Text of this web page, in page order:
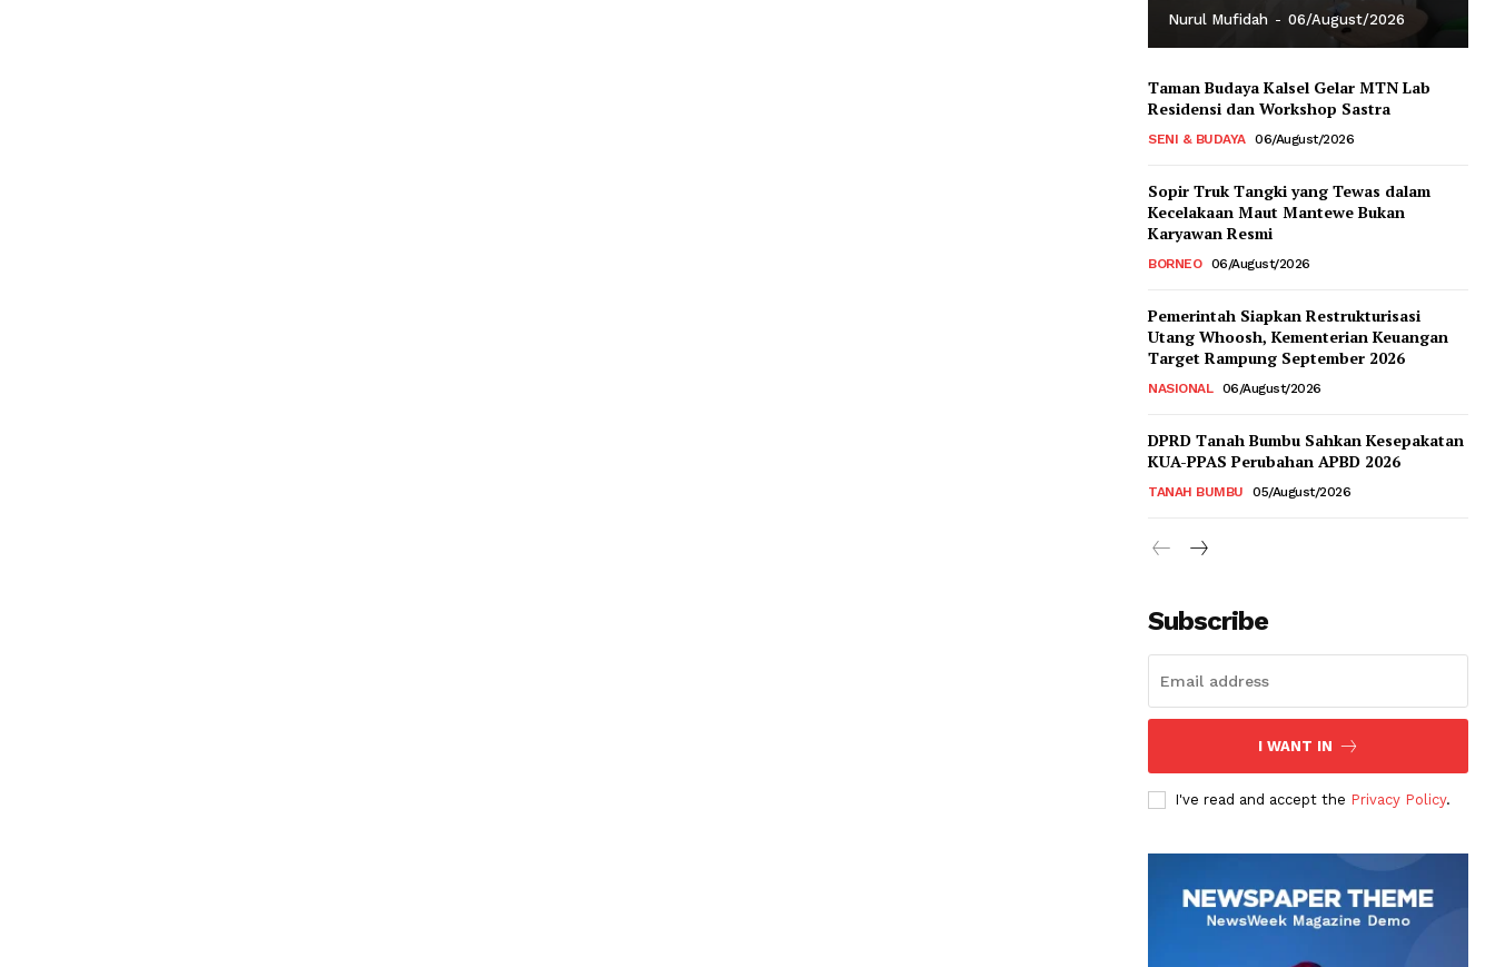
Nurul Mufidah - 06/August/2026
Taman Budaya Kalsel Gelar MTN Lab
Residensi dan Workshop Sastra
SENI & BUDAYA 06/August/2026
Sopir Truk Tangki yang Tewas dalam
Kecelakaan Maut Mantewe Bukan
Karyawan Resmi
BORNEO 06/August/2026
Pemerintah Siapkan Restrukturisasi
Utang Whoosh, Kementerian Keuangan
Target Rampung September 2026
NASIONAL 06/August/2026
DPRD Tanah Bumbu Sahkan Kesepakatan
KUA-PPAS Perubahan APBD 2026
TANAH BUMBU 05/August/2026
Subscribe
I WANT IN
I've read and accept the Privacy Policy.